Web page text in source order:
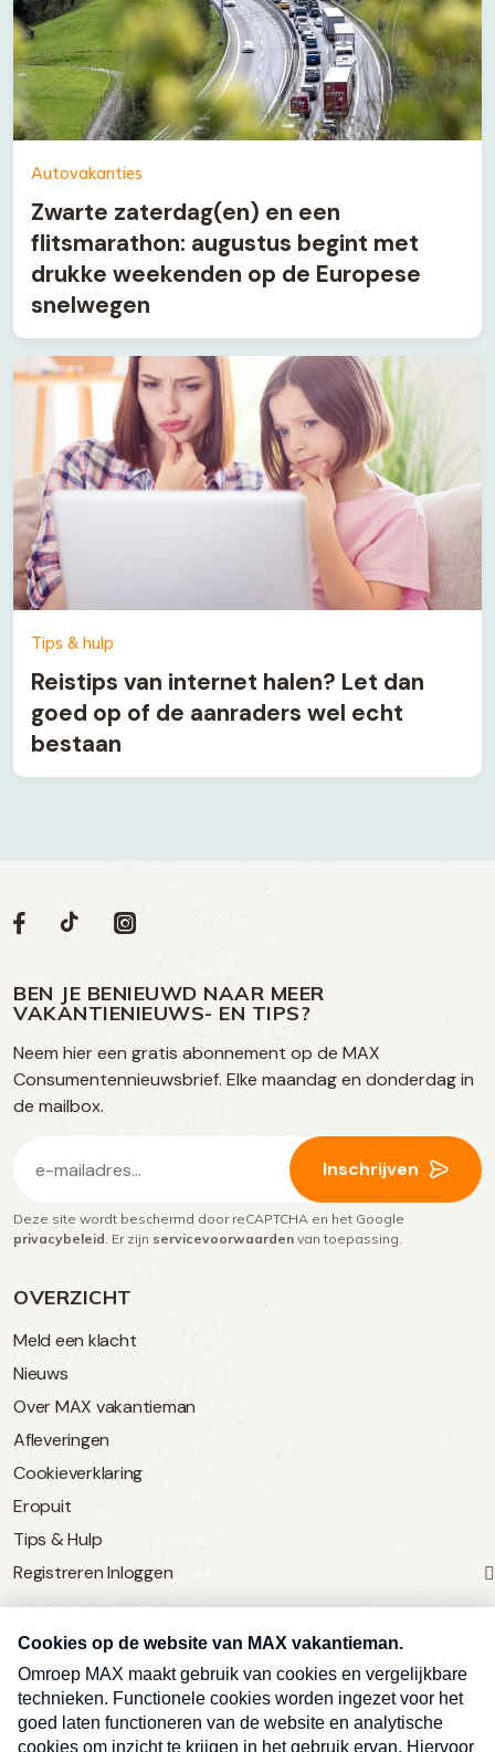
Autovakanties
Zwarte zaterdag(en) en een
flitsmarathon: augustus begint met
drukke weekenden op de Europese
snelwegen
Tips & hulp
Reistips van internet halen? Let dan
goed op of de aanraders wel echt
bestaan
OVERZICHT
Meld een klacht
Nieuws
Over MAX vakantieman
Afleveringen
Cookieverklaring
Eropuit
Tips & Hulp
Registreren Inloggen
SERVICE
Over Omroep MAX
MAX Vandaag
MAX Meldpunt
Volg
op
social
media
Social
Volg
op
Facebook
Volg
op
TikTok
Volg
op
Instagram
BEN JE BENIEUWD NAAR MEER
VAKANTIENIEUWS- EN TIPS?
Neem hier een gratis abonnement op de MAX
Consumentennieuwsbrief. Elke maandag en donderdag in
de mailbox.
mailadres
(Vereist)
Inschrijven
Deze site wordt beschermd door reCAPTCHA en het Google
privacybeleid. Er zijn servicevoorwaarden van toepassing.